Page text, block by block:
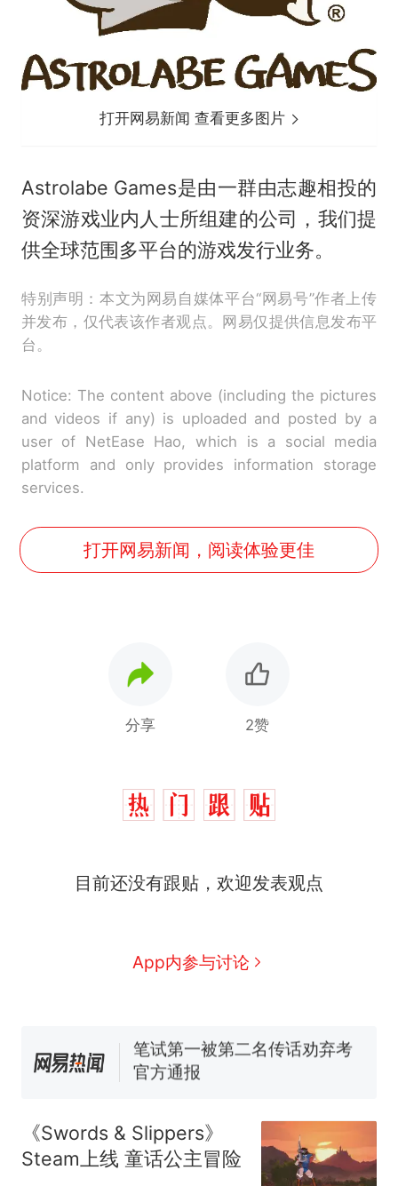
打开网易新闻 查看更多图片
Astrolabe Games是由一群由志趣相投的
资深游戏业内人士所组建的公司，我们提
供全球范围多平台的游戏发行业务。
特别声明：本文为网易自媒体平台“网易号”作者上传
并发布，仅代表该作者观点。网易仅提供信息发布平
台。
Notice: The content above (including the pictures
and videos if any) is uploaded and posted by a
user of NetEase Hao, which is a social media
platform and only provides information storage
services.
打开网易新闻，阅读体验更佳
分享 2赞
目前还没有跟贴，欢迎发表观点
App内参与讨论
因老师一句“跟我回家”改写了
人生
新
制裁瓜子饺子，美国怕什
号，仅凭视频评出？中国烹饪
140多朵
美国渔民钓获鲨鱼徒手将其拽
回大海 目击者直呼震惊 （视频
热 那个在床头放菜刀的女孩，
因老师一句“跟我回家”改写了
《Swords & Slippers》
Steam上线 童话公主冒险